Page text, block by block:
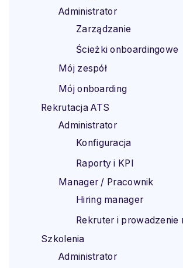
Administrator
Zarządzanie
Ścieżki onboardingowe
Mój zespół
Mój onboarding
Rekrutacja ATS
Administrator
Konfiguracja
Raporty i KPI
Manager / Pracownik
Hiring manager
Rekruter i prowadzenie
Szkolenia
Administrator